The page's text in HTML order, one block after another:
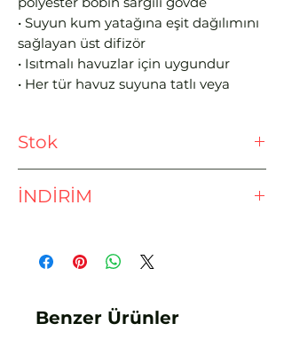
• Suyun kum yatağına eşit dağılımını
sağlayan üst difizör
• Isıtmalı havuzlar için uygundur
• Her tür havuz suyuna tatlı veya
gliserinli manometre
• Filtrelenmiş suyu gözlemlemek için
gözetleme camı
• Üstten vanalı modellerde döner
• Difüzör, suyun kum yatağına eşit
• Ani kış koşulları ve bakım için
yüksek basınç ile su ve kum takviyesi
Stok
lütfen stok sorunuz.
İNDİRİM
Benzer Ürünler